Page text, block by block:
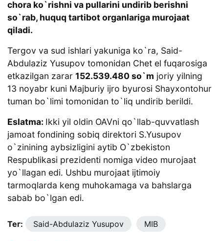
chora ko`rishni va pullarini undirib berishni
so`rab, huquq tartibot organlariga murojaat
qiladi.
Tergov va sud ishlari yakuniga ko`ra, Said-
Abdulaziz Yusupov tomonidan Chet el fuqarosiga
etkazilgan zarar 152.539.480 so`m joriy yilning
13 noyabr kuni Majburiy ijro byurosi Shayxontohur
tuman bo`limi tomonidan to`liq undirib berildi.
Eslatma: Ikki yil oldin OAVni qo`llab-quvvatlash
jamoat fondining sobiq direktori S.Yusupov
o`zinining aybsizligini aytib O`zbekiston
Respublikasi prezidenti nomiga video murojaat
yo`llagan edi. Ushbu murojaat ijtimoiy
tarmoqlarda keng muhokamaga va bahslarga
sabab bo`lgan edi.
Тег: Said-Abdulaziz Yusupov MIB